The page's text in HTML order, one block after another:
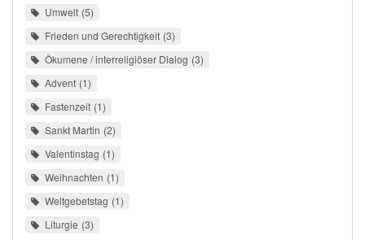
Umwelt 5
Frieden und Gerechtigkeit 3
Ökumene / interreligiöser Dialog 3
Advent 1
Fastenzeit 1
Sankt Martin 2
Valentinstag 1
Weihnachten 1
Weltgebetstag 1
Liturgie 3